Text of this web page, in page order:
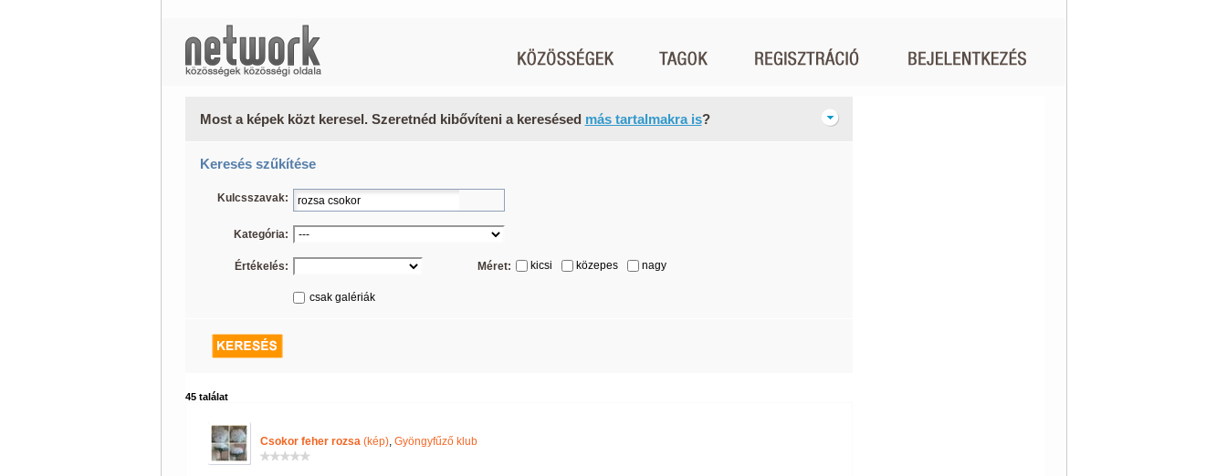
Most a képek közt keresel. Szeretnéd kibővíteni a keresésed más tartalmakra is?
Keresés szűkítése
Kulcsszavak:
Kategória:
Értékelés: Méret: kicsi közepes nagy
csak galériák
45 találat
Csokor feher rozsa(kép), Gyöngyfűző klub